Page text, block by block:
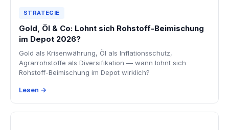
STRATEGIE
Gold, Öl & Co: Lohnt sich Rohstoff-Beimischung
im Depot 2026?
Gold als Krisenwährung, Öl als Inflationsschutz,
Agrarrohstoffe als Diversifikation — wann lohnt sich
Rohstoff-Beimischung im Depot wirklich?
Lesen →